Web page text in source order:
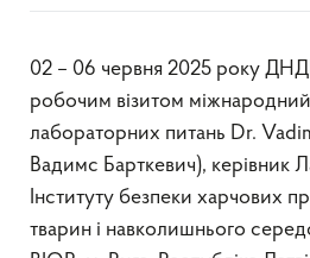
02 – 06 червня 2025 року
робочим візитом
лабораторних питань Dr.
Вадимс Барткевич), керівник
Інституту безпеки харчових
тварин і навколишнього